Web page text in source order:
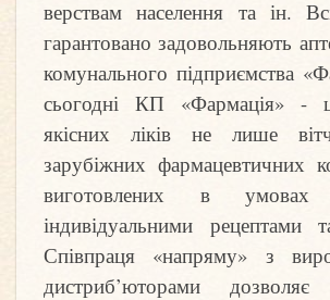
верствам населення та ін.
гарантовано задовольняють
комунального підприємства
сьогодні КП «Фармація» -
якісних ліків не лише
зарубіжних фармацевтичних
виготовлених в
індивідуальними рецептами
Співпраця «напряму» з
дистриб’юторами дозволяє